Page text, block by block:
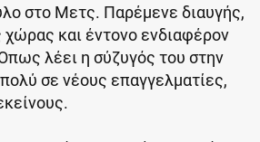
στο Μετς. Παρέμενε διαυγής,
χώρας και έντονο ενδιαφέρον
λέει η σύζυγός του στην
σε νέους επαγγελματίες,